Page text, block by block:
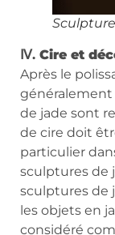
Ⅳ. Cire et
Après le
généralement
de jade sont
de cire doit
particulier
sculptures de
sculptures de
les objets en
considéré